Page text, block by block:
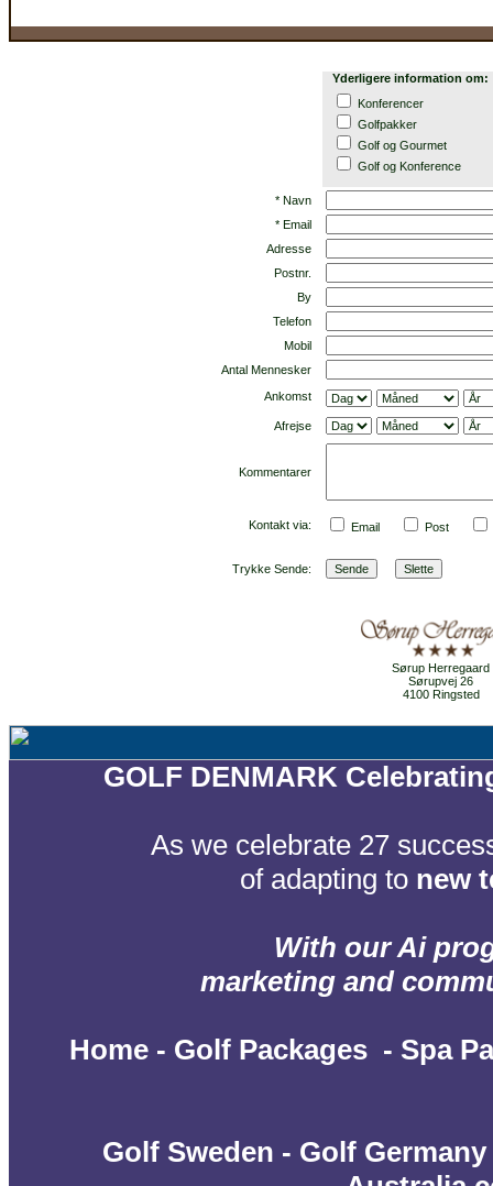
Yderligere information om:
Konferencer
Golfpakker
Golf og Gourmet
Golf og Konference
* Navn
* Email
Adresse
Postnr.
By
Telefon
Mobil
Antal Mennesker
Ankomst
Afrejse
Kommentarer
Kontakt via: Email Post
Trykke Sende:
Sørup Herregaard
Sørupvej 26
4100 Ringsted
GOLF DENMARK
As we celebrate 27
of adapting to new
With our Ai
marketing and
Home - Golf Packages - Spa
Golf Sweden - Golf Germany